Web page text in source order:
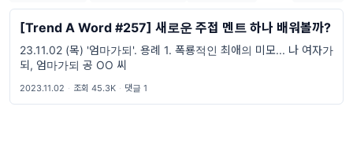
#trendaword (117)
#유행어 (57)
#휴재 (29)
#트렌드어워드레터 (26)
#요즘밈 (26)
#트렌드어워드뉴스레터 (26)
#2026밈 (25)
#7월밈 (21)
#하루휴재 (18)
[Trend A Word #257] 새로운 주접 멘트 하나 배워볼까?
23.11.02 (목) '엄마가되'. 용례 1. 폭룡적인 최애의 미모... 나 여자가
되, 엄마가되 공 OO 씨
2023.11.02 · 조회 45.3K · 댓글 1